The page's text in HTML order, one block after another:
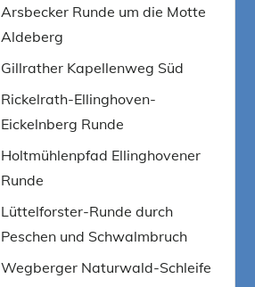
Arsbecker Runde um die Motte
Aldeberg
Gillrather Kapellenweg Süd
Rickelrath-Ellinghoven-
Eickelnberg Runde
Holtmühlenpfad Ellinghovener
Runde
Lüttelforster-Runde durch
Peschen und Schwalmbruch
Wegberger Naturwald-Schleife